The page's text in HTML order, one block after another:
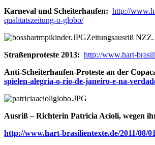
Karneval und Scheiterhaufen: http://
qualitatszeitung-o-globo/
Zeitungsausriß NZZ.
Straßenproteste 2013: http://www.hart-
Anti-Scheiterhaufen-Proteste an der
spielen-alegria-o-rio-de-janeiro-e-na-
Ausriß – Richterin Patricia Acioli, wegen
http://www.hart-brasilientexte.de/2011/08/